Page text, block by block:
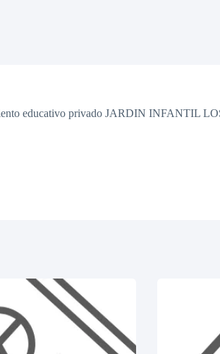
educativo privado JARDIN INFANTIL